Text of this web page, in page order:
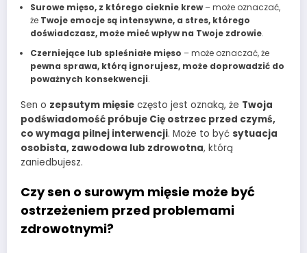
Surowe mięso, z którego cieknie krew– może oznaczać,
że Twoje emocje są intensywne, a stres, którego
doświadczasz, może mieć wpływ na Twoje zdrowie.
Czerniejące lub spleśniałe mięso – może oznaczać, że
pewna sprawa, którą ignorujesz, może doprowadzić do
poważnych konsekwencji.
Sen o zepsutym mięsie często jest oznaką, że Twoja
podświadomość próbuje Cię ostrzec przed czymś,
co wymaga pilnej interwencji. Może to być sytuacja
osobista, zawodowa lub zdrowotna, którą
zaniedbujesz.
Czy sen o surowym mięsie może być
ostrzeżeniem przed problemami
zdrowotnymi?